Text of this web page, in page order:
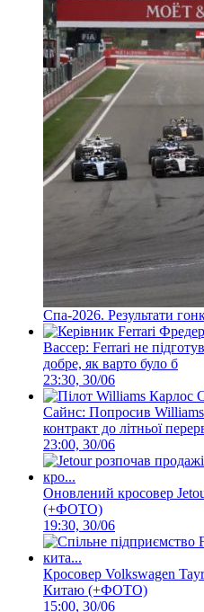
Спа-2026. Результати
Вассер: Ferrari не
добре, як варто було б
23:30, 30/06
Сайнс: Попросив
контракт до літньої
23:00, 30/06
Оновлений кросовер
(+ФОТО)
19:30, 30/06
Кросовер Volkswagen
Китаю (+ФОТО)
15:00, 30/06